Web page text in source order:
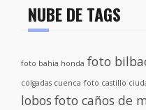
NUBE DE TAGS
foto bahia honda foto
colgadas cuenca foto castillo
lobos foto caños de